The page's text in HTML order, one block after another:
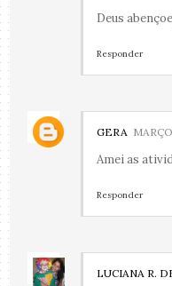
Deus
Responder
GERA
Amei as
Responder
LUCIANA R.